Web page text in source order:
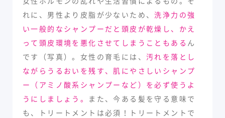
れに、男性より皮脂が少ないため、洗浄力の強
い一般的なシャンプーだと頭皮が乾燥し、かえ
って頭皮環境を悪化させてしまうこともある ん
です（写真）。女性の育毛には、 汚れを落とし
ながらうるおいを残す、肌にやさしいシャンプ
ー（アミノ酸系シャンプーなど）を必ず使うよ
うにしましょう。 また、今ある髪を守る意味で
も、トリートメントは必須！トリートメントで